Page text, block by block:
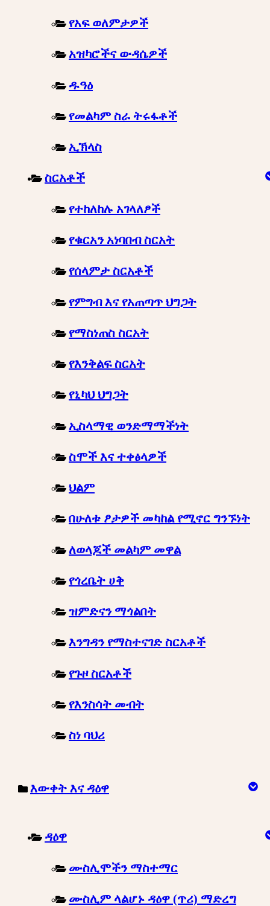
የአፍ ወለምታዎች
አዝካሮችና ውዳሴዎች
ዱዓዕ
የመልካም ስራ ትሩፋቶች
ኢኽላስ
ስርአቶች
የተከለከሉ አገላለፆች
የቁርአን አነባበብ ስርአት
የሰላምታ ስርአቶች
የምግብ እና የአጠጣጥ ህግጋት
የማስነጠስ ስርአት
የእንቅልፍ ስርአት
የኒካህ ህግጋት
ኢስላማዊ ወንድማማችነት
ስሞች እና ተቀፅላዎች
ህልም
በሁለቱ ፆታዎች መካከል የሚኖር ግንኙነት
ለወላጆች መልካም መዋል
የጎረቤት ሀቅ
ዝምድናን ማጎልበት
እንግዳን የማስተናገድ ስርአቶች
የጉዞ ስርአቶች
የእንስሳት መብት
ስነ ባህሪ
እውቀት እና ዳዕዋ
ዳዕዋ
ሙስሊሞችን ማስተማር
ሙስሊም ላልሆኑ ዳዕዋ (ጥሪ) ማድረግ